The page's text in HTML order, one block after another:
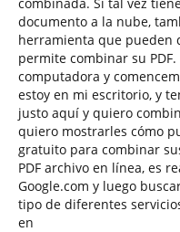
documento a la nube,
herramienta que pueden
permite combinar su
computadora y
estoy en mi escritorio, y
justo aquí y quiero
quiero mostrarles cómo
gratuito para combinar
PDF archivo en línea, es
Google.com y luego
tipo de diferentes
en